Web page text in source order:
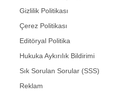
Gizlilik Politikası
Çerez Politikası
Editöryal Politika
Hukuka Aykırılık Bildirimi
Sık Sorulan Sorular (SSS)
Reklam